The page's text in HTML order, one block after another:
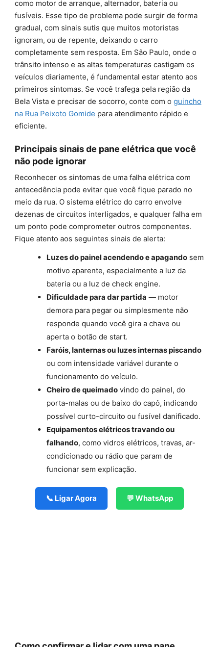
como motor de arranque, alternador, bateria ou
fusíveis. Esse tipo de problema pode surgir de forma
gradual, com sinais sutis que muitos motoristas
ignoram, ou de repente, deixando o carro
completamente sem resposta. Em São Paulo, onde o
trânsito intenso e as altas temperaturas castigam os
veículos diariamente, é fundamental estar atento aos
primeiros sintomas. Se você trafega pela região da
Bela Vista e precisar de socorro, conte com o guincho
na Rua Peixoto Gomide para atendimento rápido e
eficiente.
Principais sinais de pane elétrica que você
não pode ignorar
Reconhecer os sintomas de uma falha elétrica com
antecedência pode evitar que você fique parado no
meio da rua. O sistema elétrico do carro envolve
dezenas de circuitos interligados, e qualquer falha em
um ponto pode comprometer outros componentes.
Fique atento aos seguintes sinais de alerta:
Luzes do painel acendendo e apagando sem
motivo aparente, especialmente a luz da
bateria ou a luz de check engine.
Dificuldade para dar partida — motor
demora para pegar ou simplesmente não
responde quando você gira a chave ou
aperta o botão de start.
Faróis, lanternas ou luzes internas piscando
ou com intensidade variável durante o
funcionamento do veículo.
Cheiro de queimado vindo do painel, do
porta-malas ou de baixo do capô, indicando
possível curto-circuito ou fusível danificado.
Equipamentos elétricos travando ou
falhando, como vidros elétricos, travas, ar-
condicionado ou rádio que param de
funcionar sem explicação.
📞 Ligar Agora 💬 WhatsApp